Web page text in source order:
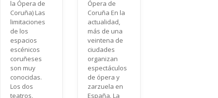
la Ópera de
Coruña) Las
limitaciones
de los
espacios
escénicos
coruñeses
son muy
conocidas.
Los dos
teatros,
Ópera de
Coruña En la
actualidad,
más de una
veintena de
ciudades
organizan
espectáculos
de ópera y
zarzuela en
España. La